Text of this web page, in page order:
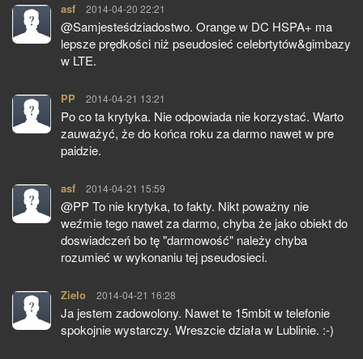
asf pisze:
2014-04-20 22:21
@Samjesteśdziadostwo. Orange w DC HSPA+ ma
lepsze prędkości niż pseudosieć celebrtytów&gimbazy
w LTE.
PP pisze:
2014-04-21 13:21
Po co ta krytyka. Nie odpowiada nie korzystać. Warto
zauważyć, że do końca roku za darmo nawet w pre
paidzie.
asf pisze:
2014-04-21 15:59
@PP To nie krytyka, to fakty. Nikt poważny nie
weźmie tego nawet za darmo, chyba że jako obiekt do
doswiadczeń bo tę "darmowość" należy chyba
rozumieć w wykonaniu tej pseudosieci.
Zielo pisze:
2014-04-21 16:28
Ja jestem zadowolony. Nawet te 15mbit w telefonie
spokojnie wystarczy. Wreszcie działa w Lublinie. :-)